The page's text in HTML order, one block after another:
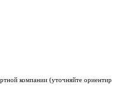
компании (уточняйте ориентир